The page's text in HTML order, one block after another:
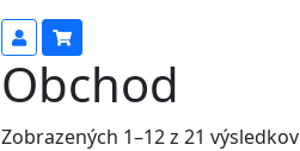
Obchod
Zobrazených 1–12 z 21 výsledkov